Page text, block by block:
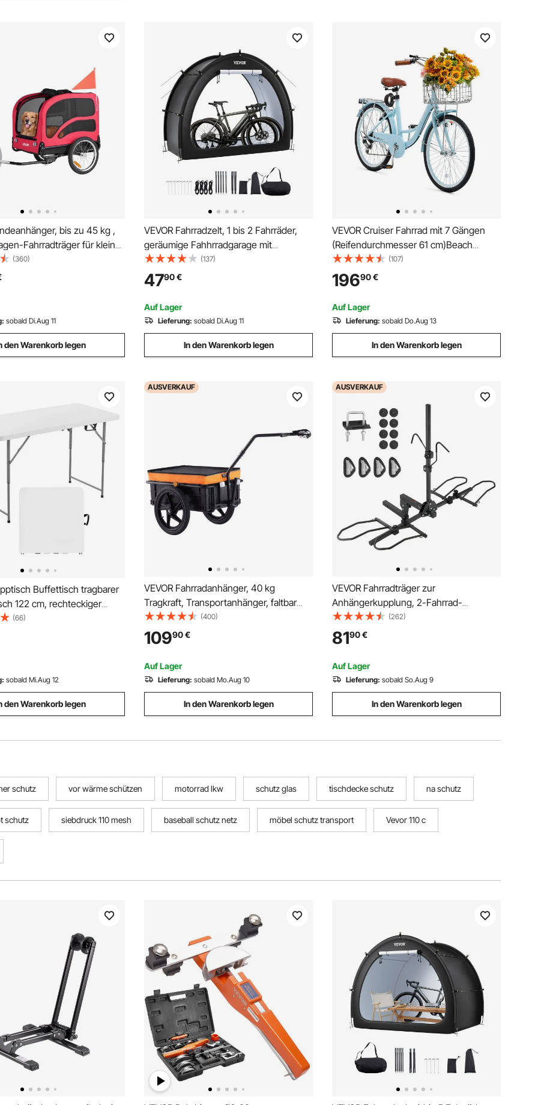
bis zu 45 kg ,
Fahrradträger für kleine
klappbarer Rahmen mit
Fahrradkupplung,
interne Leine,
mm
(360)
sobald Di.Aug 11
den Warenkorb legen
VEVOR Fahrradzelt, 1 bis 2 Fahrräder,
geräumige Fahhrradgarage mit
belüftetem Fenster, fächerförmige
Fahrradschuppe mit hochfestem
Fiberglas & Doppelreißverschlüssen,
1706x2011x792 mm
(137)
4790€
Auf Lager
Lieferung: sobald Di.Aug 11
In den Warenkorb legen
VEVOR Cruiser Fahrrad mit 7 Gängen
(Reifendurchmesser 61 cm)Beach
Fahrrad mit großem Korb &
Gepäckträger, Cruiser-Fahrrad mit
verstellbarem Sitz, für Radfahren &
Trainieren & Einkaufen Blau
(107)
19690€
Auf Lager
Lieferung: sobald Do.Aug 13
In den Warenkorb legen
Buffettisch tragbarer
122 cm, rechteckiger
mit verstellbarer Höhe &
Griff, Gartentisch
für Partys Picknick
(66)
sobald Mi.Aug 12
den Warenkorb legen
AUSVERKAUF
VEVOR Fahrradanhänger, 40 kg
Tragkraft, Transportanhänger, faltbar
und kompakt verstaubar, mit
Universalkupplung, wasserdichte
Abdeckung, 40,6 cm Räder, passend für
640-711 mm große Fahrradräder
(400)
10990€
Auf Lager
Lieferung: sobald Mo.Aug 10
In den Warenkorb legen
AUSVERKAUF
VEVOR Fahrradträger zur
Anhängerkupplung, 2-Fahrrad-
Plattform-Stil, 73 kg Kapazität,
Fahrradträger-Kupplung für 50,8 mm
Empfänger, Zusammenklappbarer
Fahrradträger für Auto, SUV, Lkw usw.
(262)
8190€
Auf Lager
Lieferung: sobald So.Aug 9
In den Warenkorb legen
schutz vor wärme schützen motorrad lkw schutz glas tischdecke schutz na schutz
schutz siebdruck 110 mesh baseball schutz netz möbel schutz transport Vevor 110 c